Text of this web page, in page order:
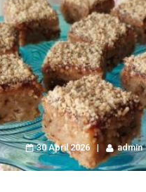
30 April 2026 admin